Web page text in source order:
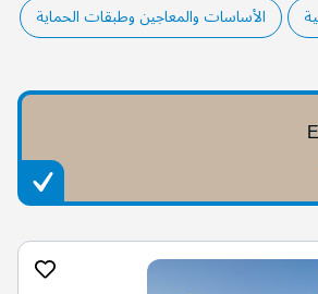
الأساسات والمعاجين وطبقات الحماية